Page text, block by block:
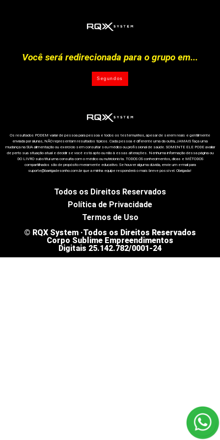
Você será redirecionada para o grupo em...
Segundos
Os resultados PODEM variar de pessoa para pessoa e todos os testemunhos, apesar de serem reais e gentilmente
enviada por alunas, NÃO representam resultados típicos. Cada pessoa é diferente uma da outra, JAMAIS faça uma
mudança na SUA alimentação ou exercício sem consultar seu médico ou profissional de saúde. SOMENTE ELE PODE avaliar
de perto sua situação atual e decidir se você está apto ou não à essas alterações. Nenhuma informação dessa página ou
DO LIVRO substitui uma consulta com o médico ou nutricionista. TODOS OS conhecimentos, dicas e MÉTODOS
compartilhados são de propósito meramente educativo. Se houver alguma dúvida, envie um e-mail para
suporte@barrigadesonho.com.br que a minha equipe responderá o mais breve possível. Obrigada!
Todos os Direitos Reservados
Política de Privacidade
Termos de Uso
© RQX System ·Todos os Direitos Reservados
Corpo Sublime Empreendimentos
Digitais 25.142.782/0001-24